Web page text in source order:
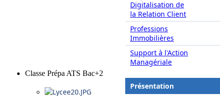
Digitalisation de
la Relation Client
Professions
Immobilières
Support à l'Action
Managériale
Classe Prépa ATS Bac+2
Présentation